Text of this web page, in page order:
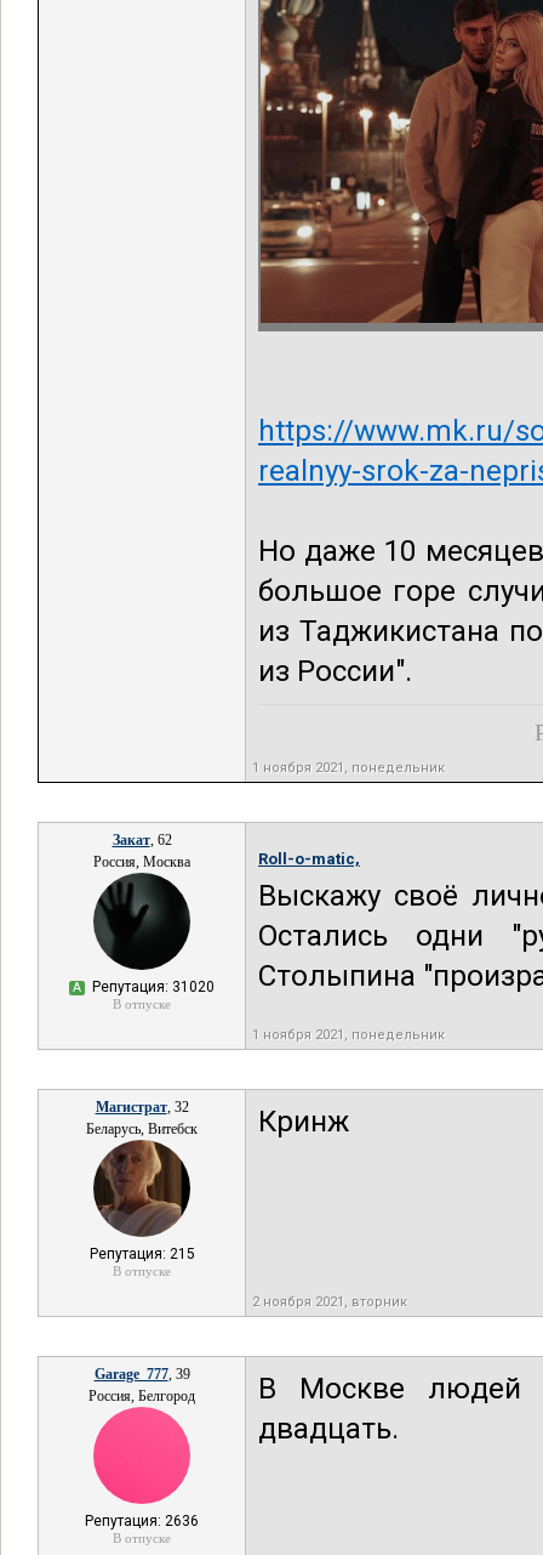
https://www.mk.ru/
realnyy-srok-za-
Но даже 10
большое горе
из Таджикистана
из России".
1 ноября 2021, понедельник
Закат, 62
Россия, Москва
А Репутация: 31020
В отпуске
Roll-o-matic,
Выскажу своё
Остались одни
Столыпина
1 ноября 2021, понедельник
Магистрат, 32
Беларусь, Витебск
Репутация: 215
В отпуске
Кринж
2 ноября 2021, вторник
Garage_777, 39
Россия, Белгород
Репутация: 2636
В отпуске
В Москве людей
двадцать.